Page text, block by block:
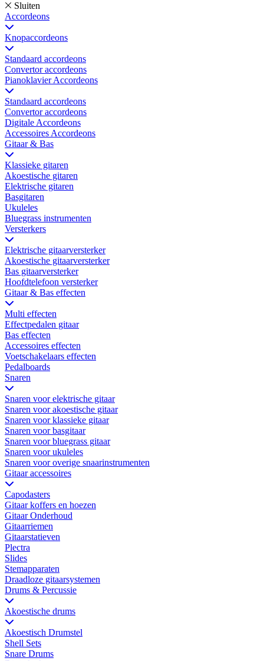
Sluiten
Accordeons
Knopaccordeons
Standaard accordeons
Convertor accordeons
Pianoklavier Accordeons
Standaard accordeons
Convertor accordeons
Digitale Accordeons
Accessoires Accordeons
Gitaar & Bas
Klassieke gitaren
Akoestische gitaren
Elektrische gitaren
Basgitaren
Ukuleles
Bluegrass instrumenten
Versterkers
Elektrische gitaarversterker
Akoestische gitaarversterker
Bas gitaarversterker
Hoofdtelefoon versterker
Gitaar & Bas effecten
Multi effecten
Effectpedalen gitaar
Bas effecten
Accessoires effecten
Voetschakelaars effecten
Pedalboards
Snaren
Snaren voor elektrische gitaar
Snaren voor akoestische gitaar
Snaren voor klassieke gitaar
Snaren voor basgitaar
Snaren voor bluegrass gitaar
Snaren voor ukuleles
Snaren voor overige snaarinstrumenten
Gitaar accessoires
Capodasters
Gitaar koffers en hoezen
Gitaar Onderhoud
Gitaarriemen
Gitaarstatieven
Plectra
Slides
Stemapparaten
Draadloze gitaarsystemen
Drums & Percussie
Akoestische drums
Akoestisch Drumstel
Shell Sets
Snare Drums